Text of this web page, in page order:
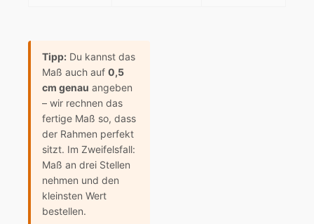
Tipp: Du kannst das
Maß auch auf 0,5
cm genau angeben
– wir rechnen das
fertige Maß so, dass
der Rahmen perfekt
sitzt. Im Zweifelsfall:
Maß an drei Stellen
nehmen und den
kleinsten Wert
bestellen.